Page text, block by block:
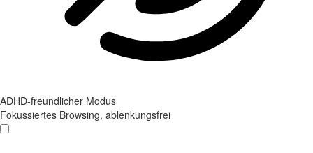
ADHD-freundlicher Modus
Fokussiertes Browsing, ablenkungsfrei